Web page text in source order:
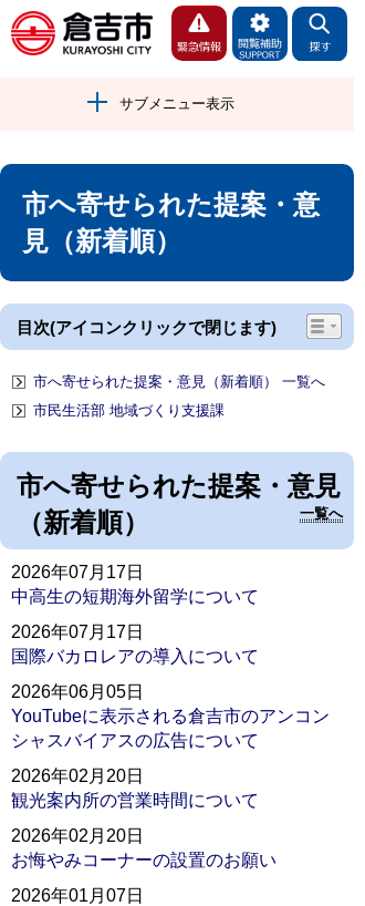
サブメニュー表示
市へ寄せられた提案・意
見（新着順）
目次(アイコンクリックで閉じます)
市へ寄せられた提案・意見（新着順） 一覧へ
市民生活部 地域づくり支援課
市へ寄せられた提案・意見
（新着順）
一覧へ
2026年07月17日
中高生の短期海外留学について
2026年07月17日
国際バカロレアの導入について
2026年06月05日
YouTubeに表示される倉吉市のアンコン
シャスバイアスの広告について
2026年02月20日
観光案内所の営業時間について
2026年02月20日
お悔やみコーナーの設置のお願い
2026年01月07日